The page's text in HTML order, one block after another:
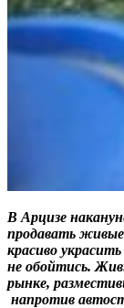
В Арцизе
продавать
красиво
не обойтись.
рынке,
напротив